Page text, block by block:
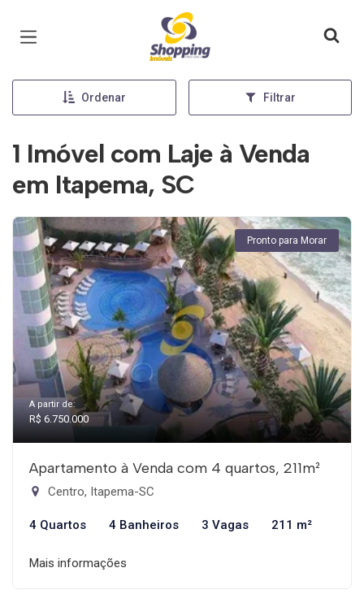
Página inicial
Ordenar Filtrar
1 Imóvel com Laje à Venda
em Itapema, SC
Pronto para Morar
A partir de:
R$ 6.750.000
Apartamento à Venda com 4 quartos, 211m²
Centro, Itapema-SC
4 Quartos 4 Banheiros 3 Vagas 211 m²
Mais informações